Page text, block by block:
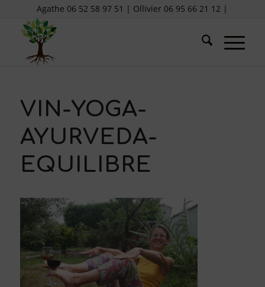
Agathe 06 52 58 97 51 | Ollivier 06 95 66 21 12 |
VIN-YOGA-
AYURVEDA-
EQUILIBRE